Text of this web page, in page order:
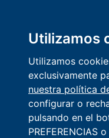
Utilizamos
Utilizamos
exclusivamente
nuestra política
configurar o
pulsando en el
PREFERENCIAS